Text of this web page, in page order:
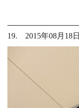
19. 2015年08月18日